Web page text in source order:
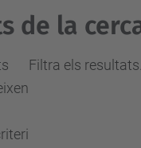
de la
Filtra els resultats.